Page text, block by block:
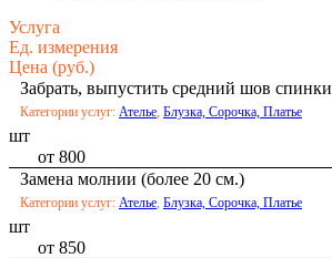
Услуга
Ед. измерения
Цена (руб.)
Забрать, выпустить средний шов спинки
Категории услуг: Ателье, Блузка, Сорочка, Платье
шт
от 800
Замена молнии (более 20 см.)
Категории услуг: Ателье, Блузка, Сорочка, Платье
шт
от 850